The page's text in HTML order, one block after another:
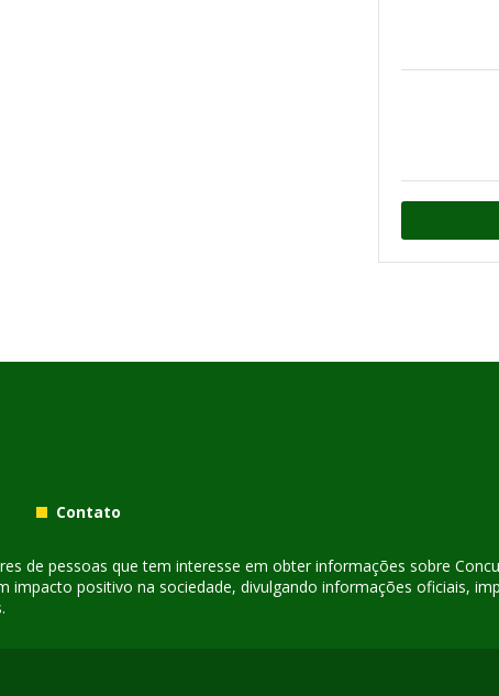
Contato
de pessoas que tem interesse em obter informações sobre
positivo na sociedade, divulgando informações oficiais,